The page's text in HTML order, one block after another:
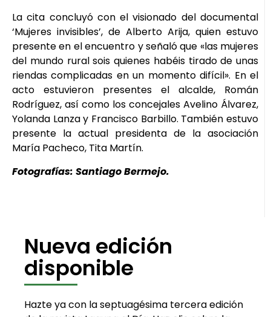
La cita concluyó con el visionado del documental
‘Mujeres invisibles’, de Alberto Arija, quien estuvo
presente en el encuentro y señaló que «las mujeres
del mundo rural sois quienes habéis tirado de unas
riendas complicadas en un momento difícil». En el
acto estuvieron presentes el alcalde, Román
Rodríguez, así como los concejales Avelino Álvarez,
Yolanda Lanza y Francisco Barbillo. También estuvo
presente la actual presidenta de la asociación
María Pacheco, Tita Martín.
Fotografías: Santiago Bermejo.
Nueva edición
disponible
Hazte ya con la septuagésima tercera edición